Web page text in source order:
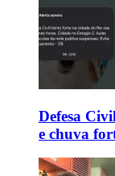
Defesa
e chuva